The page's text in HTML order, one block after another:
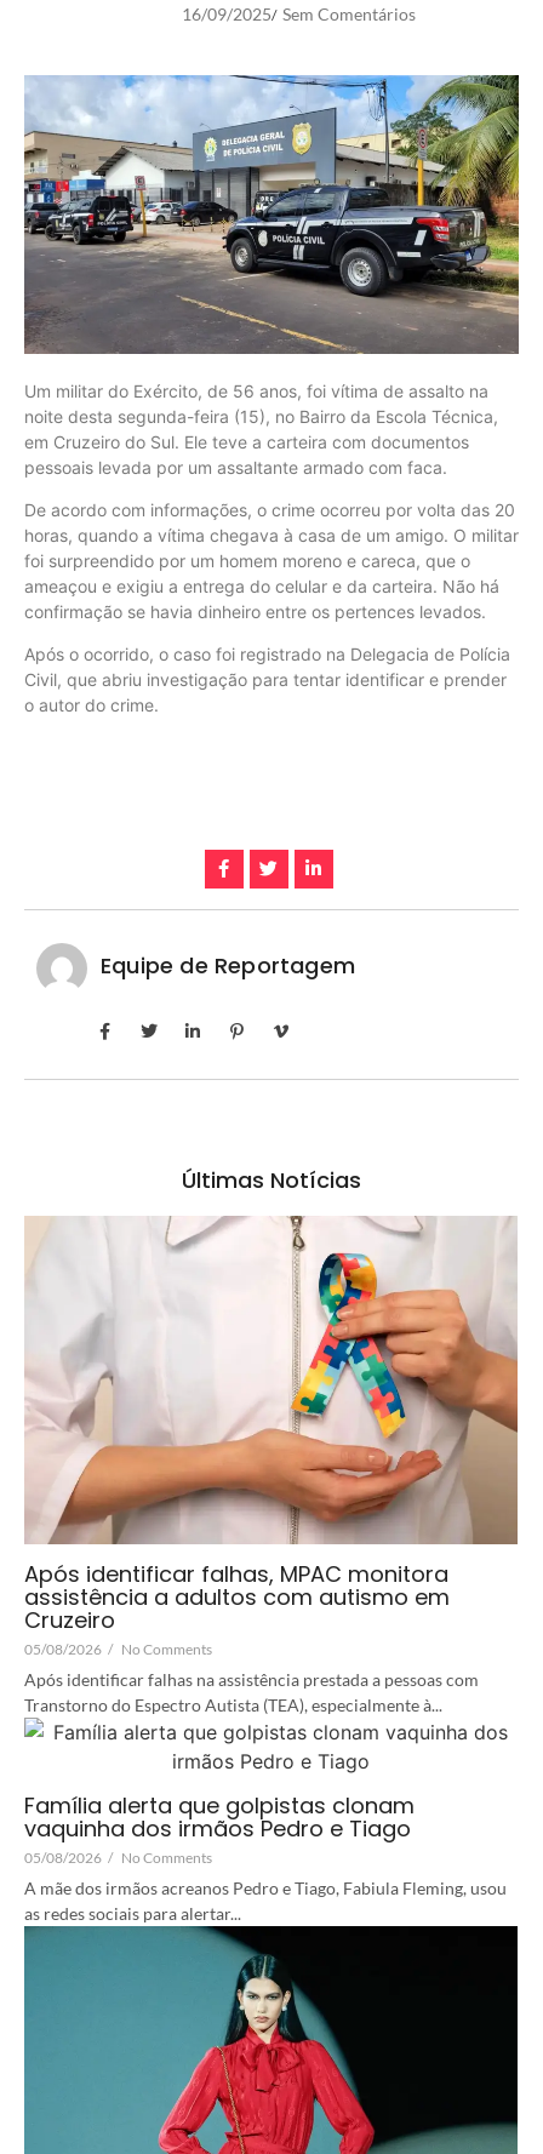
16/09/2025/ Sem Comentários
Um militar do Exército, de 56 anos, foi vítima de assalto na
noite desta segunda-feira (15), no Bairro da Escola Técnica,
em Cruzeiro do Sul. Ele teve a carteira com documentos
pessoais levada por um assaltante armado com faca.
De acordo com informações, o crime ocorreu por volta das 20
horas, quando a vítima chegava à casa de um amigo. O militar
foi surpreendido por um homem moreno e careca, que o
ameaçou e exigiu a entrega do celular e da carteira. Não há
confirmação se havia dinheiro entre os pertences levados.
Após o ocorrido, o caso foi registrado na Delegacia de Polícia
Civil, que abriu investigação para tentar identificar e prender
o autor do crime.
Equipe de Reportagem
Últimas Notícias
Após identificar falhas, MPAC monitora
assistência a adultos com autismo em
Cruzeiro
05/08/2026 / No Comments
Após identificar falhas na assistência prestada a pessoas com
Transtorno do Espectro Autista (TEA), especialmente à...
Família alerta que golpistas clonam
vaquinha dos irmãos Pedro e Tiago
05/08/2026 / No Comments
A mãe dos irmãos acreanos Pedro e Tiago, Fabiula Fleming, usou
as redes sociais para alertar...